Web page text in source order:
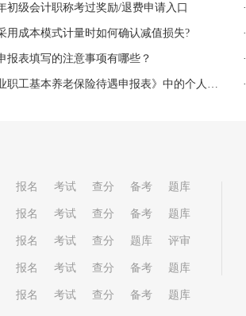
初级会计职称考过奖励/退费申请入口 ·
用成本模式计量时如何确认减值损失? ·
报表填写的注意事项有哪些？ ·
基本养老保险待遇申报表》中的个人缴费信息？ ·
报名 考试 查分 备考 题库
报名 考试 查分 备考 题库
报名 考试 查分 题库 评审
报名 考试 查分 备考 题库
报名 考试 查分 备考 题库